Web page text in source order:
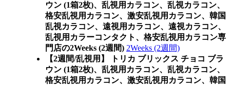
ウン (1箱2枚)、乱視用カラコン、乱視カラコン、
格安乱視用カラコン、激安乱視用カラコン、韓国
乱視カラコン、遠視用カラコン、遠視カラコン、
乱視用カラーコンタクト、格安乱視用カラコン専
門店の2Weeks (2週間) 2Weeks (2週間)
【2週間/乱視用】 トリカ ブリックス チョコ ブラ
ウン (1箱2枚)、乱視用カラコン、乱視カラコン、
格安乱視用カラコン、激安乱視用カラコン、韓国